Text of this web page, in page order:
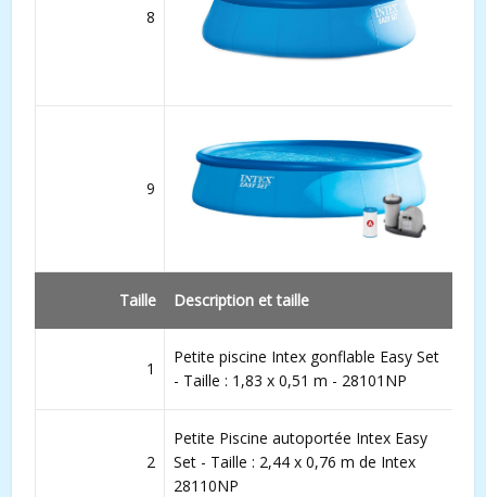
8
9
Taille Description et taille
1
Petite piscine Intex gonflable Easy Set
- Taille : 1,83 x 0,51 m - 28101NP
2
Petite Piscine autoportée Intex Easy
Set - Taille : 2,44 x 0,76 m de Intex
28110NP